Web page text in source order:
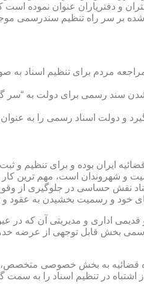
و دفتریاران عنوان نموده
بر سر راه تنظیم سندرسمی
مردم برای تنظیم
سند رسمی برای دولت به “سر
دولت اسناد رسمی را به عنوان
ایران بوده و برای
و شهروندان است، مهم ترین
نقش حساسی در جلوگیری از
خود و رسمیت بخشیدن به عقود
اداری و مدیریتی آن که
بخش قابل توجهی از عرضه
قضائیه به بخش خصوصی
در تنظیم اسناد را به